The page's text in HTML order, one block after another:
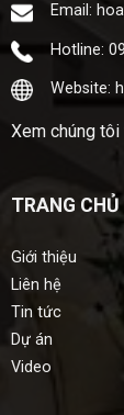
Email:
Hotline:
Website:
Xem chúng
TRANG CHỦ
Giới thiệu
Liên hệ
Tin tức
Dự án
Video